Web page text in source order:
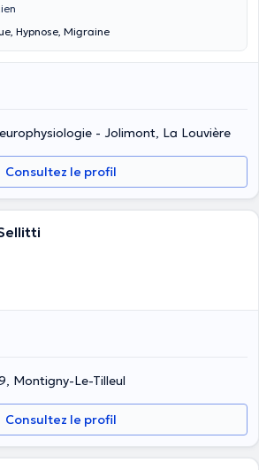
Hypnose, Migraine
- Jolimont, La Louvière
Consultez le profil
Montigny-Le-Tilleul
Consultez le profil